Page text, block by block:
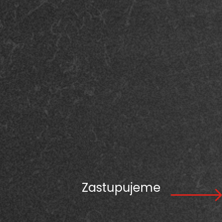
Zastupujeme